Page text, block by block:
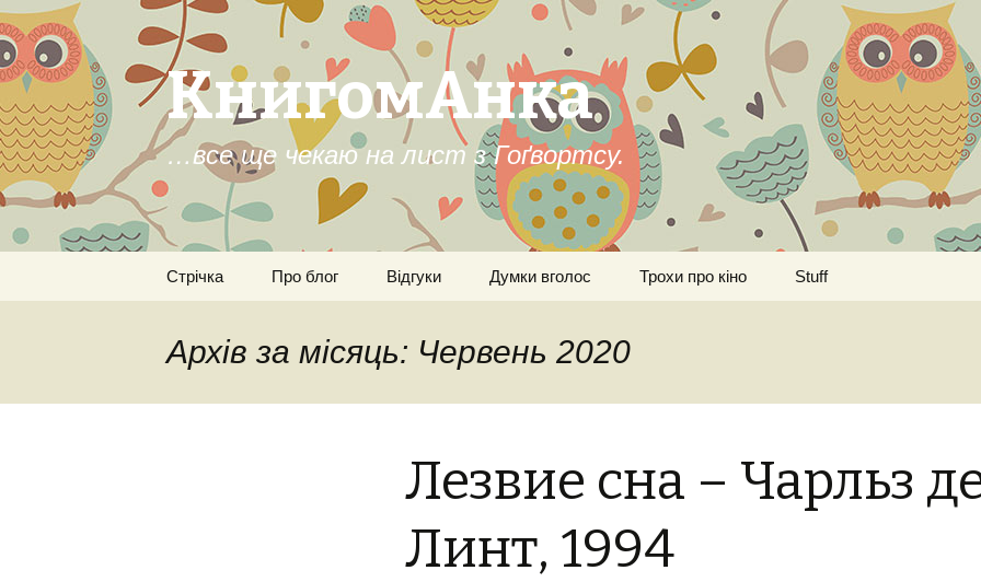
КнигомАнка
…все ще чекаю на лист з Гоґвортсу.
Стрічка Про блог Відгуки Думки вголос Трохи про кіно Stuff
Архів за місяць: Червень 2020
Лезвие сна – Чарльз
Линт, 1994